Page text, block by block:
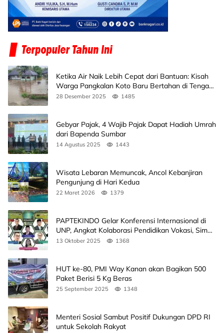
Ketika Air Naik Lebih Cepat dari Bantuan: Kisah
Warga Pangkalan Koto Baru Bertahan di Tengah
Banjir
28 Desember 2025 1485
Gebyar Pajak, 4 Wajib Pajak Dapat Hadiah Umrah
dari Bapenda Sumbar
14 Agustus 2025 1443
Wisata Lebaran Memuncak, Ancol Kebanjiran
Pengunjung di Hari Kedua
22 Maret 2026 1379
PAPTEKINDO Gelar Konferensi Internasional di
UNP, Angkat Kolaborasi Pendidikan Vokasi, Simak
Agendanya
13 Oktober 2025 1368
HUT ke-80, PMI Way Kanan akan Bagikan 500
Paket Berisi 5 Kg Beras
25 September 2025 1348
Menteri Sosial Sambut Positif Dukungan DPD RI
untuk Sekolah Rakyat